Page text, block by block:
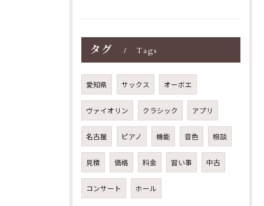
タグ Tags
愛知県 サックス オーボエ
ヴァイオリン クラシック アプリ
名古屋 ピアノ 機能 音色 相談
見積 価格 料金 習い事 中古
コンサート ホール